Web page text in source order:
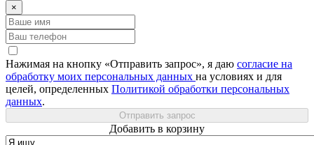
×
Нажимая на кнопку «Отправить запрос», я даю согласие на
обработку моих персональных данных на условиях и для
целей, определенных Политикой обработки персональных
данных.
Отправить запрос
Добавить в корзину